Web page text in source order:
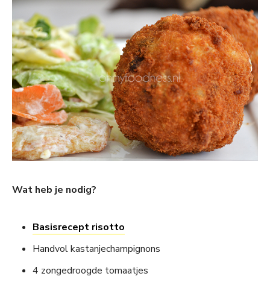
Wat heb je nodig?
Basisrecept risotto
Handvol kastanjechampignons
4 zongedroogde tomaatjes